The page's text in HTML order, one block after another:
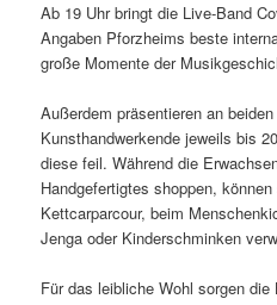
Ab 19 Uhr bringt die Live-Band
Angaben Pforzheims beste
große Momente der
Außerdem präsentieren an
Kunsthandwerkende jeweils bis
diese feil. Während die
Handgefertigtes shoppen,
Kettcarparcour, beim
Jenga oder Kinderschminken
Für das leibliche Wohl sorgen